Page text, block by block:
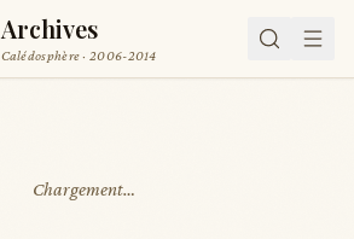
Archives
Calédosphère · 2006-2014
Chargement…